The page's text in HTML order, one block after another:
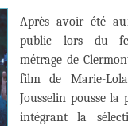
Après avoir été
public lors du
métrage de
film de Marie-
Jousselin pousse la
intégrant la